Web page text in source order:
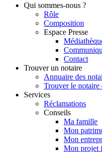
Qui sommes-nous ?
Rôle
Composition
Espace Presse
Contact
Trouver un notaire
Annuaire des
Trouver le notaire
Services
Réclamations
Conseils
Ma famille
Mon
Mon
Mon projet